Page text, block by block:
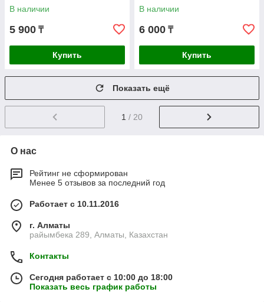
В наличии
5 900 ₸
Купить
В наличии
6 000 ₸
Купить
Показать ещё
1 / 20
О нас
Рейтинг не сформирован
Менее 5 отзывов за последний год
Работает с 10.11.2016
г. Алматы
райымбека 289, Алматы, Казахстан
Контакты
Сегодня работает с 10:00 до 18:00
Показать весь график работы